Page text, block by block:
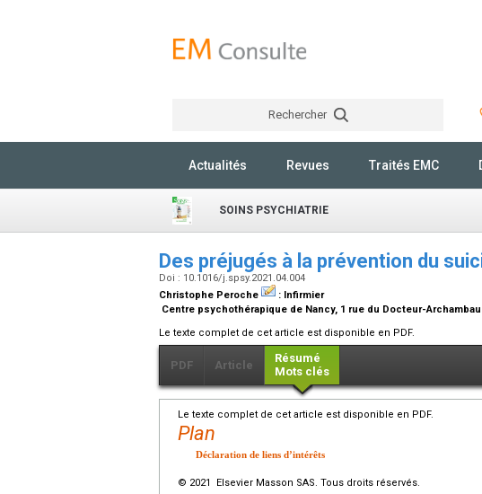
Rechercher
Actualités Revues Traités EMC
SOINS PSYCHIATRIE
Des préjugés à la prévention du
Doi : 10.1016/j.spsy.2021.04.004
Christophe Peroche
: Infirmier
Centre psychothérapique de Nancy, 1 rue du Docteur-
Le texte complet de cet article est disponible en PDF.
PDF Article
Résumé
Mots clés
Le texte complet de cet article est disponible en PDF.
Plan
Déclaration de liens d’intérêts
© 2021 Elsevier Masson SAS. Tous droits réservés.